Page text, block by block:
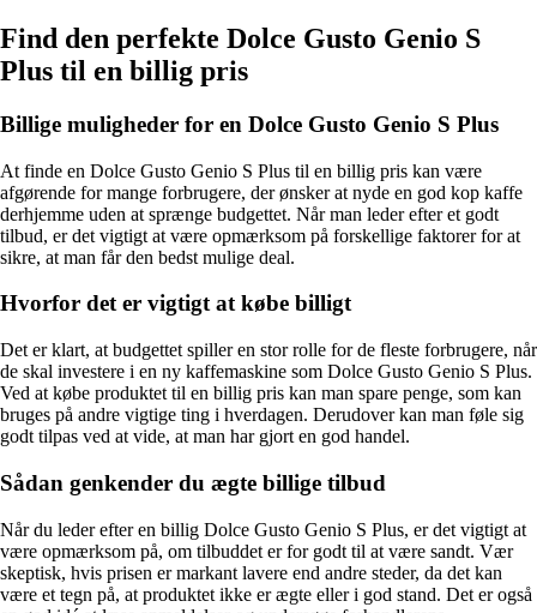
Find den perfekte Dolce Gusto Genio S
Plus til en billig pris
Billige muligheder for en Dolce Gusto Genio S Plus
At finde en Dolce Gusto Genio S Plus til en billig pris kan være
afgørende for mange forbrugere, der ønsker at nyde en god kop kaffe
derhjemme uden at sprænge budgettet. Når man leder efter et godt
tilbud, er det vigtigt at være opmærksom på forskellige faktorer for at
sikre, at man får den bedst mulige deal.
Hvorfor det er vigtigt at købe billigt
Det er klart, at budgettet spiller en stor rolle for de fleste forbrugere, når
de skal investere i en ny kaffemaskine som Dolce Gusto Genio S Plus.
Ved at købe produktet til en billig pris kan man spare penge, som kan
bruges på andre vigtige ting i hverdagen. Derudover kan man føle sig
godt tilpas ved at vide, at man har gjort en god handel.
Sådan genkender du ægte billige tilbud
Når du leder efter en billig Dolce Gusto Genio S Plus, er det vigtigt at
være opmærksom på, om tilbuddet er for godt til at være sandt. Vær
skeptisk, hvis prisen er markant lavere end andre steder, da det kan
være et tegn på, at produktet ikke er ægte eller i god stand. Det er også